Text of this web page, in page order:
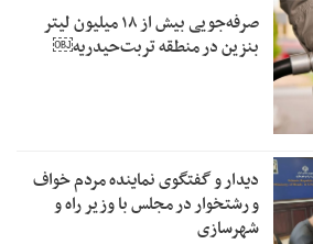
صرفه‌جویی بیش از ۱۸ میلیون لیتر
بنزین در منطقه تربت‌حیدریه￼
دیدار و گفتگوی نماینده مردم خواف
و رشتخوار در مجلس با وزیر راه و
شهرسازی